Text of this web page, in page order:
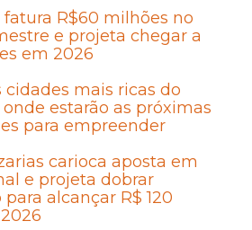
R$60 milhões no
e projeta chegar a
em 2026
cidades mais ricas do
estarão as próximas
para empreender
carioca aposta em
e projeta dobrar
alcançar R$ 120